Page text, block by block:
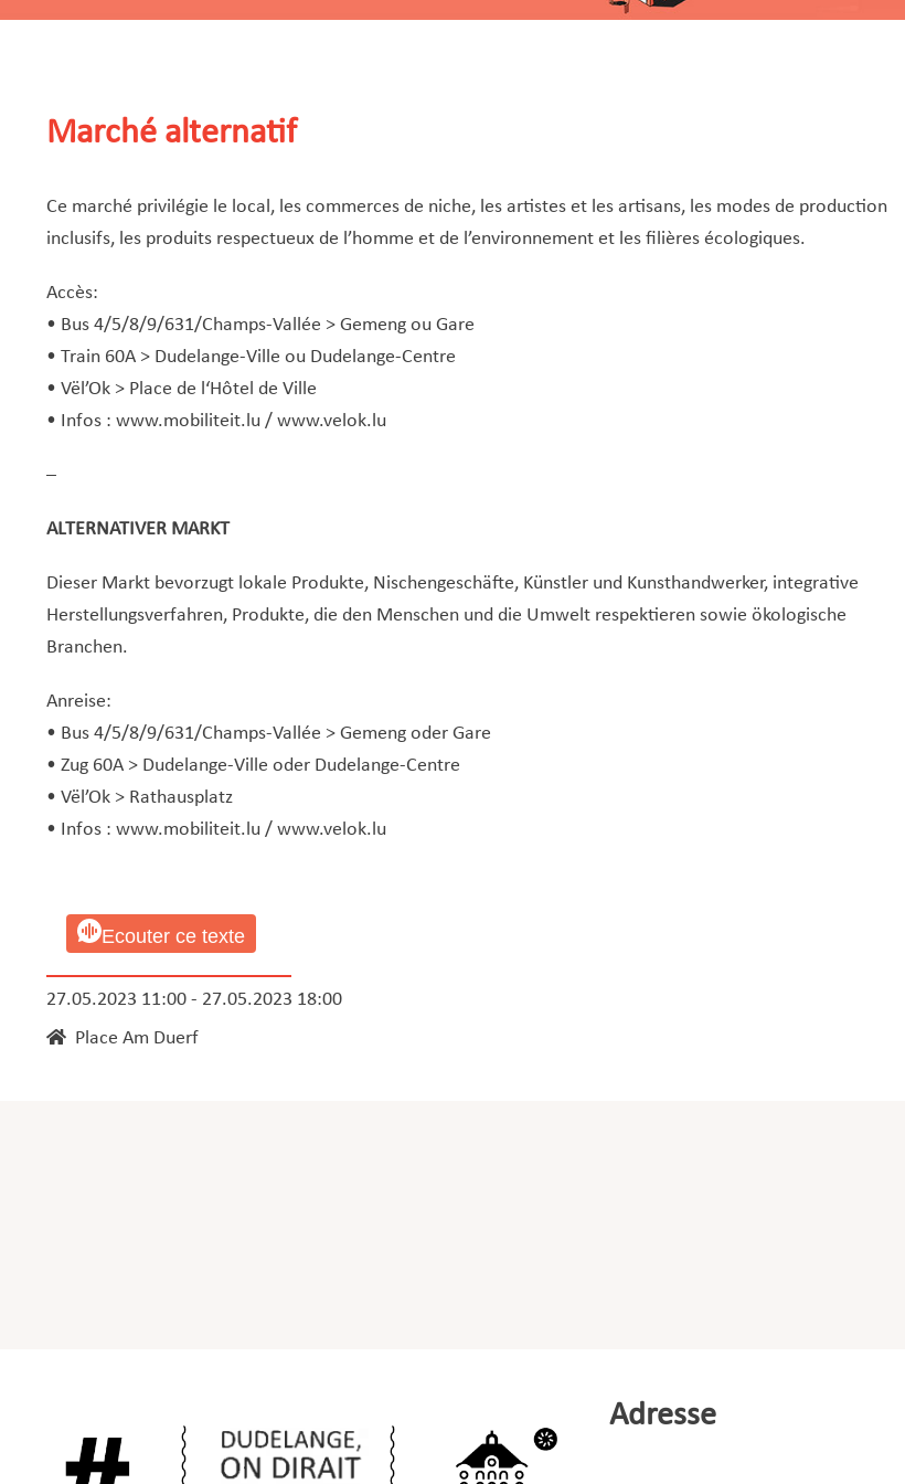
Marché alternatif
Ce marché privilégie le local, les commerces de niche, les artistes et les artisans, les modes de production
inclusifs, les produits respectueux de l’homme et de l’environnement et les filières écologiques.
Accès:
• Bus 4/5/8/9/631/Champs-Vallée > Gemeng ou Gare
• Train 60A > Dudelange-Ville ou Dudelange-Centre
• Vël’Ok > Place de l‘Hôtel de Ville
• Infos : www.mobiliteit.lu/ www.velok.lu
–
ALTERNATIVER MARKT
Dieser Markt bevorzugt lokale Produkte, Nischengeschäfte, Künstler und Kunsthandwerker, integrative
Herstellungsverfahren, Produkte, die den Menschen und die Umwelt respektieren sowie ökologische
Branchen.
Anreise:
• Bus 4/5/8/9/631/Champs-Vallée > Gemeng oder Gare
• Zug 60A > Dudelange-Ville oder Dudelange-Centre
• Vël’Ok > Rathausplatz
• Infos : www.mobiliteit.lu/ www.velok.lu
Ecouter ce texte
27.05.2023 11:00 - 27.05.2023 18:00
Place Am Duerf
Adresse